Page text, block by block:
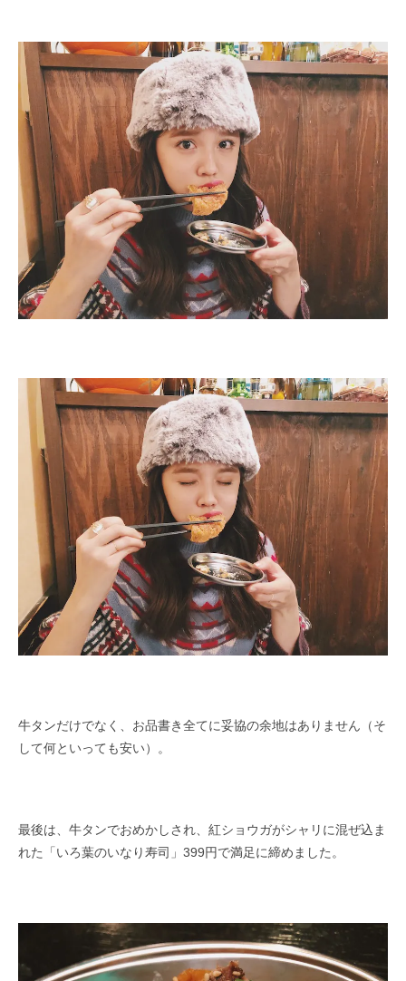
牛タンだけでなく、お品書き全てに妥協の余地はありません（そ
して何といっても安い）。
最後は、牛タンでおめかしされ、紅ショウガがシャリに混ぜ込ま
れた「いろ葉のいなり寿司」399円で満足に締めました。